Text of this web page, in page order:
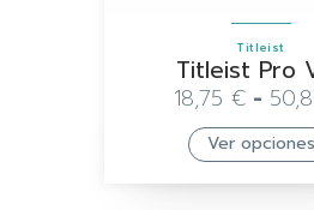
Titleist
Titleist Pro
18,75 € -
Ver opciones